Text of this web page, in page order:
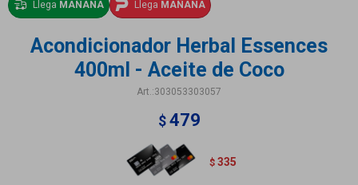
Llega MAÑANA Llega MAÑANA
Acondicionador Herbal Essences
400ml - Aceite de Coco
303053303057
$ 479
$ 335